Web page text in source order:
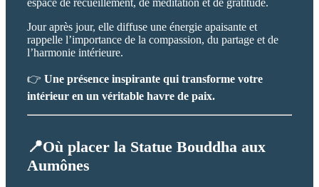
Jour après jour, elle diffuse une énergie apaisante et
rappelle l’importance de la compassion, du partage et de
l’harmonie intérieure.
👉 Une présence inspirante qui transforme votre
intérieur en un véritable havre de paix.
📍Où placer la Statue Bouddha aux
Aumônes